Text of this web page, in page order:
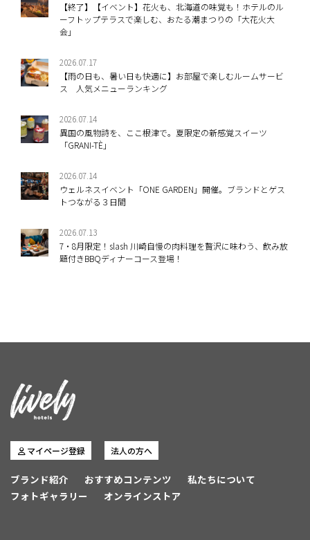
【終了】【イベント】花火も、北海道の味覚も！ホテルのル
ーフトップテラスで楽しむ、おたる潮まつりの「大花火大
会」
2026.07.17
【雨の日も、暑い日も快適に】お部屋で楽しむルームサービ
ス 人気メニューランキング
2026.07.14
異国の風物詩を、ここ根津で。夏限定の新感覚スイーツ
「GRANI-TÈ」
2026.07.14
ウェルネスイベント「ONE GARDEN」開催。ブランドとゲス
トつながる３日間
2026.07.13
7・8月限定！slash 川崎自慢の肉料理を贅沢に味わう、飲み放
題付きBBQディナーコース登場！
マイページ登録 法人の方へ
ブランド紹介 おすすめコンテンツ
私たちについて
フォトギャラリー
オンラインストア